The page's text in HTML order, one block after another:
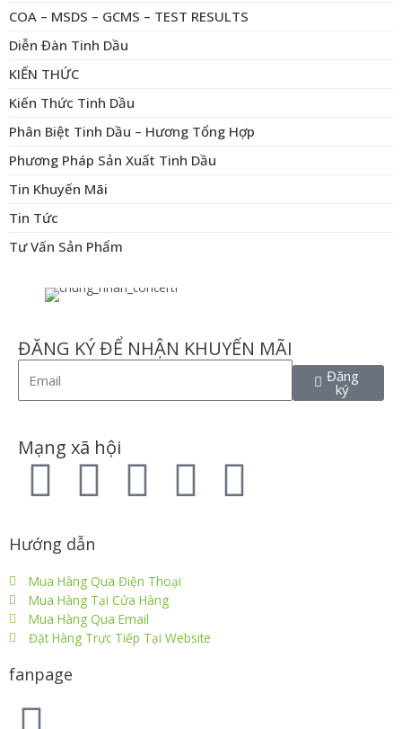
COA – MSDS – GCMS – TEST RESULTS
Diễn Đàn Tinh Dầu
KIẾN THỨC
Kiến Thức Tinh Dầu
Phân Biệt Tinh Dầu – Hương Tổng Hợp
Phương Pháp Sản Xuất Tinh Dầu
Tin Khuyến Mãi
Tin Tức
Tư Vấn Sản Phẩm
ĐĂNG KÝ ĐỂ NHẬN KHUYẾN MÃI
Đăng
ký
Mạng xã hội
Hướng dẫn
Mua Hàng Qua Điện Thoại
Mua Hàng Tại Cửa Hàng
Mua Hàng Qua Email
Đặt Hàng Trực Tiếp Tại Website
fanpage